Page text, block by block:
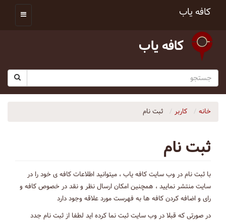
کافه یاب
کافه یاب
خانه کاربر ثبت نام
ثبت نام
با ثبت نام در وب سایت کافه یاب ، میتوانید اطلاعات کافه ی خود را در
سایت منتشر نمایید ، همچنین امکان ارسال نظر و نقد در خصوص کافه و
رای و اضافه کردن کافه ها به فهرست مورد علاقه وجود دارد
در صورتی که قبلا در وب سایت ثبت نما کرده اید لطفا از ثبت نام جدد